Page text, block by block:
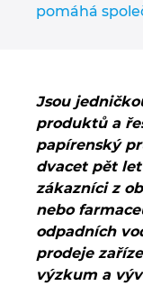
pomáhá
Jsou
produktů a
papírenský
dvacet pět
zákazníci z
nebo
odpadních
prodeje
výzkum a